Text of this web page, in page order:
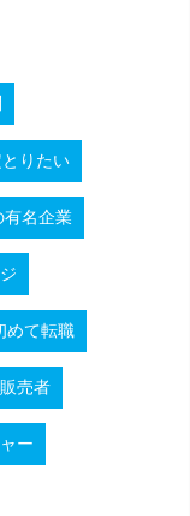
りたい
有名企業
めて転職
売者
ー